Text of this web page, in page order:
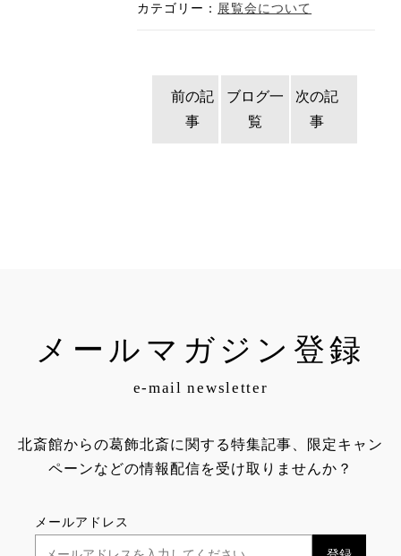
カテゴリー： 展覧会について
前の記
事
ブログ一
覧
次の記
事
メールマガジン登録
e-mail newsletter
北斎館からの葛飾北斎に関する特集記事、限定キャン
ペーンなどの情報配信を受け取りませんか？
メールアドレス